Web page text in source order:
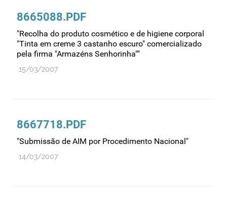
8665088.PDF
"Recolha do produto cosmético e de higiene corporal
"Tinta em creme 3 castanho escuro" comercializado
pela firma "Armazéns Senhorinha""
15/03/2007
8667718.PDF
"Submissão de AIM por Procedimento Nacional"
14/03/2007